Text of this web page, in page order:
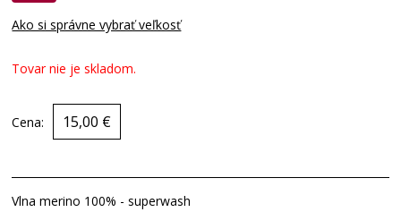
Ako si správne vybrať veľkosť
Tovar nie je skladom.
Cena: 15,00 €
Vlna merino 100% - superwash